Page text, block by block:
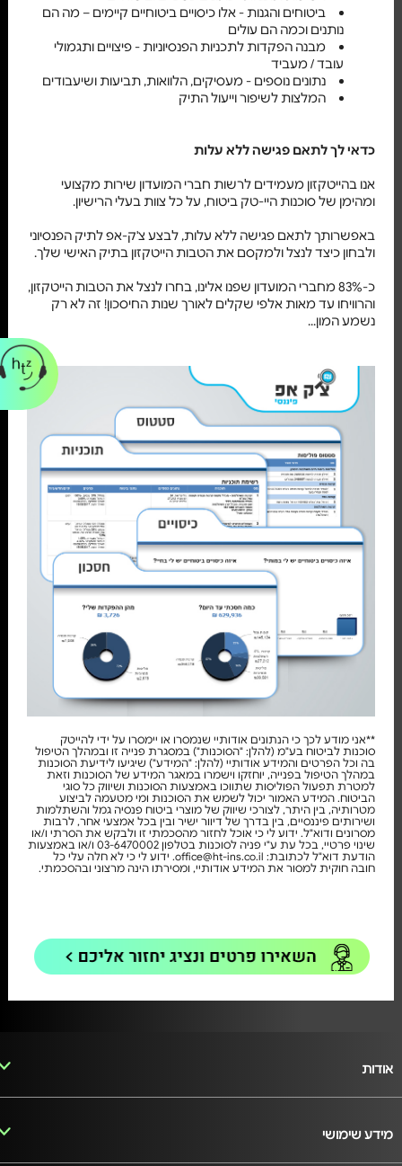
ביטוחים והגנות - אלו כיסויים ביטוחיים קיימים – מה הם
נותנים וכמה הם עולים
מבנה הפקדות לתכניות הפנסיוניות - פיצויים ותגמולי
עובד / מעביד
נתונים נוספים - מעסיקים, הלוואות, תביעות ושיעבודים
המלצות לשיפור וייעול התיק
כדאי לך לתאם פגישה ללא עלות
אנו בהייטקזון מעמידים לרשות חברי המועדון שירות מקצועי
ומהימן של סוכנות היי-טק ביטוח, על כל צוות בעלי הרישיון.
באפשרותך לתאם פגישה ללא עלות, לבצע צ'ק-אפ לתיק הפנסיוני
ולבחון כיצד לנצל ולמקסם את הטבות הייטקזון בתיק האישי שלך.
כ-83% מחברי המועדון שפנו אלינו, בחרו לנצל את הטבות הייטקזון,
והרוויחו עד מאות אלפי שקלים לאורך שנות החיסכון! זה לא רק
נשמע המון...
**אני מודע לכך כי הנתונים אודותיי שנמסרו או יימסרו על ידי להייטק
סוכנות לביטוח בע"מ (להלן: "הסוכנות") במסגרת פנייה זו ובמהלך הטיפול
בה וכל הפרטים והמידע אודותיי (להלן: "המידע") שיגיעו לידיעת הסוכנות
במהלך הטיפול בפנייה, יוחזקו וישמרו במאגר המידע של הסוכנות וזאת
למטרת תפעול הפוליסות שתווכו באמצעות הסוכנות ושיווק כל סוגי
הביטוח. המידע האמור יכול לשמש את הסוכנות ומי מטעמה לביצוע
מטרותיה, בין היתר, לצורכי שיווק של מוצרי ביטוח פנסיה גמל והשתלמות
ושירותים פיננסיים, בין בדרך של דיוור ישיר ובין בכל אמצעי אחר, לרבות
מסרונים ודוא"ל. ידוע לי כי אוכל לחזור מהסכמתי זו ולבקש את הסרתי ו/או
שינוי פרטיי, בכל עת ע"י פניה לסוכנות בטלפון 03-6470002 ו/או באמצעות
הודעת דוא"ל לכתובת: office@ht-ins.co.il. ידוע לי כי לא חלה עלי כל
חובה חוקית למסור את המידע אודותיי, ומסירתו הינה מרצוני ובהסכמתי.
אודות
מידע שימושי